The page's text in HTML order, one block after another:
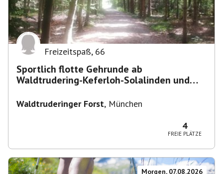
Freizeitspaß, 66
Sportlich flotte Gehrunde ab
Waldtrudering-Keferloh-Solalinden und
Waldtruderinger Forst, München
4
FREIE PLÄTZE
Morgen, 07.08.2026